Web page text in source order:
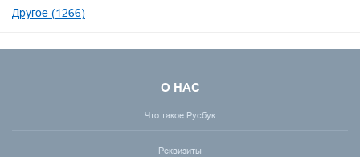
Другое (1266)
О НАС
Что такое Русбук
Реквизиты